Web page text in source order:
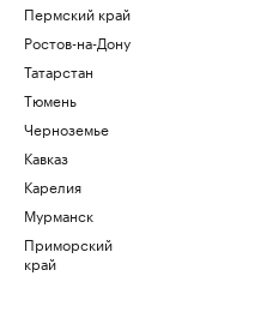
Пермский край
Ростов-на-Дону
Татарстан
Тюмень
Черноземье
Кавказ
Карелия
Мурманск
Приморский
край